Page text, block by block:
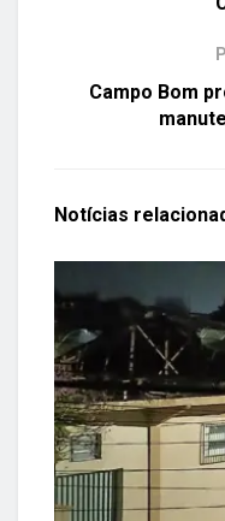
Campo Bom
Notícias